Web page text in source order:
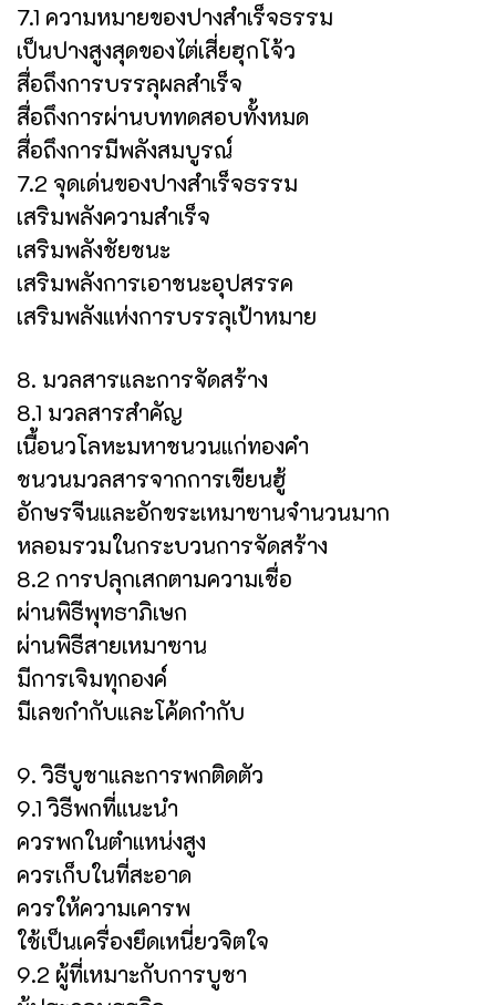
7.1 ความหมายของปางสำเร็จธรรม
เป็นปางสูงสุดของไต่เสี่ยฮุกโจ้ว
สื่อถึงการบรรลุผลสำเร็จ
สื่อถึงการผ่านบททดสอบทั้งหมด
สื่อถึงการมีพลังสมบูรณ์
7.2 จุดเด่นของปางสำเร็จธรรม
เสริมพลังความสำเร็จ
เสริมพลังชัยชนะ
เสริมพลังการเอาชนะอุปสรรค
เสริมพลังแห่งการบรรลุเป้าหมาย
8. มวลสารและการจัดสร้าง
8.1 มวลสารสำคัญ
เนื้อนวโลหะมหาชนวนแก่ทองคำ
ชนวนมวลสารจากการเขียนฮู้
อักษรจีนและอักขระเหมาซานจำนวนมาก
หลอมรวมในกระบวนการจัดสร้าง
8.2 การปลุกเสกตามความเชื่อ
ผ่านพิธีพุทธาภิเษก
ผ่านพิธีสายเหมาซาน
มีการเจิมทุกองค์
มีเลขกำกับและโค้ดกำกับ
9. วิธีบูชาและการพกติดตัว
9.1 วิธีพกที่แนะนำ
ควรพกในตำแหน่งสูง
ควรเก็บในที่สะอาด
ควรให้ความเคารพ
ใช้เป็นเครื่องยึดเหนี่ยวจิตใจ
9.2 ผู้ที่เหมาะกับการบูชา